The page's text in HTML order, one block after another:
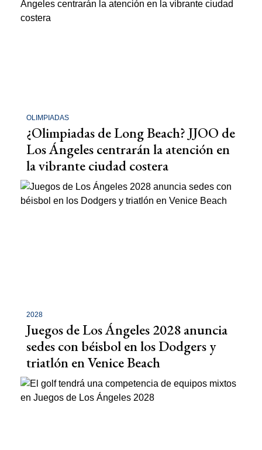
OLIMPIADAS
¿Olimpiadas de Long Beach? JJOO de
Los Ángeles centrarán la atención en
la vibrante ciudad costera
2028
Juegos de Los Ángeles 2028 anuncia
sedes con béisbol en los Dodgers y
triatlón en Venice Beach